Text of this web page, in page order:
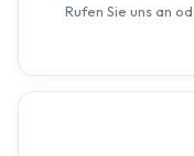
Rufen Sie uns an